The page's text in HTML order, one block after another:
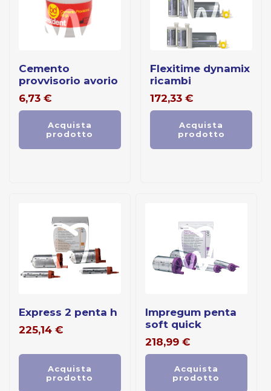
cemento
provvisorio avorio
6,73 €
Acquista
prodotto
flexitime dynamix
ricambi
172,33 €
Acquista
prodotto
express 2 penta h
225,14 €
Acquista
prodotto
impregum penta
soft quick
218,99 €
Acquista
prodotto